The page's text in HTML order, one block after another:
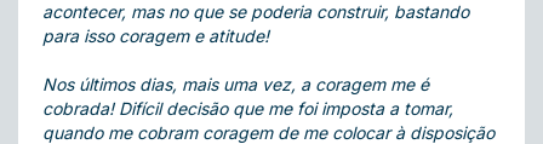
acontecer, mas no que se poderia construir, bastando
para isso coragem e atitude!
Nos últimos dias, mais uma vez, a coragem me é
cobrada! Difícil decisão que me foi imposta a tomar,
quando me cobram coragem de me colocar à disposição